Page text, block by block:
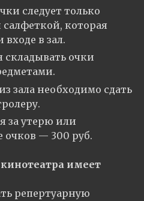
следует только
которая
входе в зал.
складывать очки
зала необходимо сдать
за утерю или
очков — 300 руб.
имеет
репертуарную